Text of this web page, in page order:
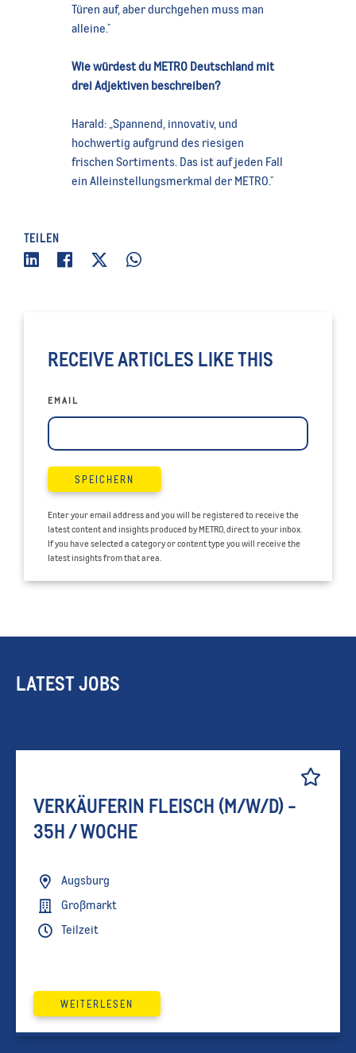
Türen auf, aber durchgehen muss man
alleine."
Wie würdest du METRO Deutschland mit
drei Adjektiven beschreiben?
Harald: „Spannend, innovativ, und
hochwertig aufgrund des riesigen
frischen Sortiments. Das ist auf jeden Fall
ein Alleinstellungsmerkmal der METRO."
TEILEN
RECEIVE ARTICLES LIKE THIS
EMAIL
SPEICHERN
Enter your email address and you will be registered to receive the
latest content and insights produced by METRO, direct to your inbox.
If you have selected a category or content type you will receive the
latest insights from that area.
LATEST JOBS
VERKÄUFERIN FLEISCH (M/W/D) -
35H / WOCHE
Augsburg
Teilzeit
Großmarkt
WEITERLESEN